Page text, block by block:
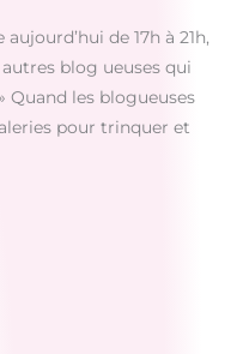
de 17h à 21h,
blog ueuses qui
les blogueuses
pour trinquer et